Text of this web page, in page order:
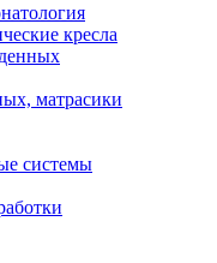
креслa
матрасики
системы